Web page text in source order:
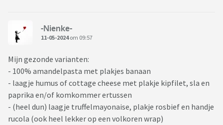
-Nienke-
11-05-2024om 09:57
Mijn gezonde varianten:
- 100% amandelpasta met plakjes banaan
- laagje humus of cottage cheese met plakje kipfilet, sla en
paprika en/of komkommer ertussen
- (heel dun) laagje truffelmayonaise, plakje rosbief en handje
rucola (ook heel lekker op een volkoren wrap)